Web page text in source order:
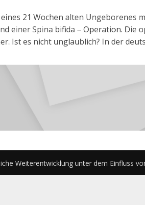
eines 21 Wochen alten Ungeborenes
einer Spina bifida – Operation. Die
Ist es nicht unglaublich? In der
Weiterentwicklung unter dem Einfluss